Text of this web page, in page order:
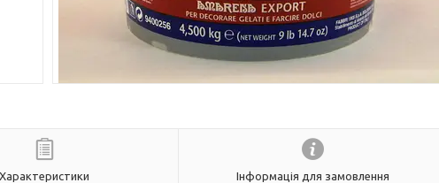
Характеристики Інформація для замовлення